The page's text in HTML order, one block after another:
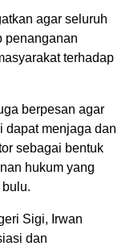
agar seluruh
penanganan
terhadap
berpesan agar
dapat menjaga dan
sebagai bentuk
hukum yang
Sigi, Irwan
dan